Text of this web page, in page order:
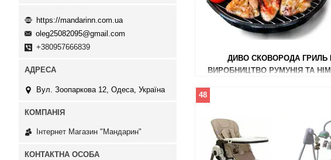
ДИВО СКОВОРОДА ГРИЛЬ
ВИРОБНИЦТВО РУМУНІЯ ТА
48
https://mandarinn.com.ua
oleg25082095@gmail.com
+380957666839
Вул. Зоопаркова 12, Одеса, Україна
Інтернет Магазин "Мандарин"